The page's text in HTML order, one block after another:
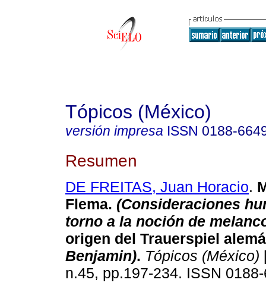
Tópicos (México)
versión impresa ISSN 0188-
Resumen
DE FREITAS, Juan Horacio.
Flema. (Consideraciones
torno a la noción de
origen del Trauerspiel
Benjamin). Tópicos (México)
n.45, pp.197-234. ISSN